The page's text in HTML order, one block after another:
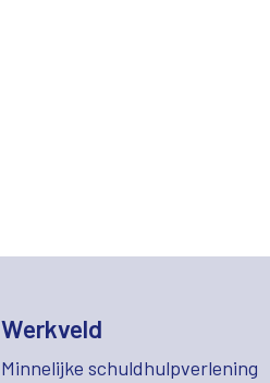
Werkveld
Minnelijke schuldhulpverlening